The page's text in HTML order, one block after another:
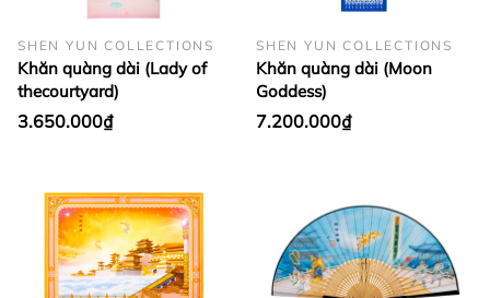
SHEN YUN COLLECTIONS
Khăn quàng dài (Lady of
thecourtyard)
3.650.000₫
SHEN YUN COLLECTIONS
Khăn quàng dài (Moon
Goddess)
7.200.000₫